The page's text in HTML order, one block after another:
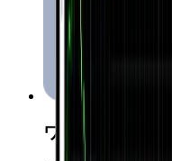
ワンクリック取引